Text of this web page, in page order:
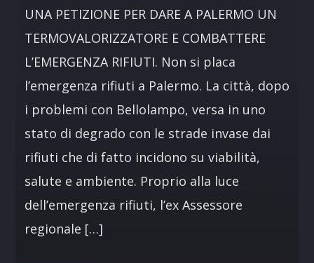
UNA PETIZIONE PER DARE A PALERMO UN
TERMOVALORIZZATORE E COMBATTERE
L’EMERGENZA RIFIUTI. Non si placa
l’emergenza rifiuti a Palermo. La città, dopo
i problemi con Bellolampo, versa in uno
stato di degrado con le strade invase dai
rifiuti che di fatto incidono su viabilità,
salute e ambiente. Proprio alla luce
dell’emergenza rifiuti, l’ex Assessore
regionale […]